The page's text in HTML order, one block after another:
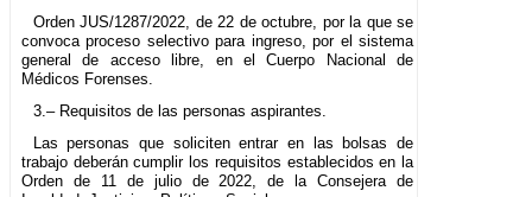
Orden JUS/1287/2022, de 22 de octubre, por la que se
convoca proceso selectivo para ingreso, por el sistema
general de acceso libre, en el Cuerpo Nacional de
Médicos Forenses.
3.– Requisitos de las personas aspirantes.
Las personas que soliciten entrar en las bolsas de
trabajo deberán cumplir los requisitos establecidos en la
Orden de 11 de julio de 2022, de la Consejera de